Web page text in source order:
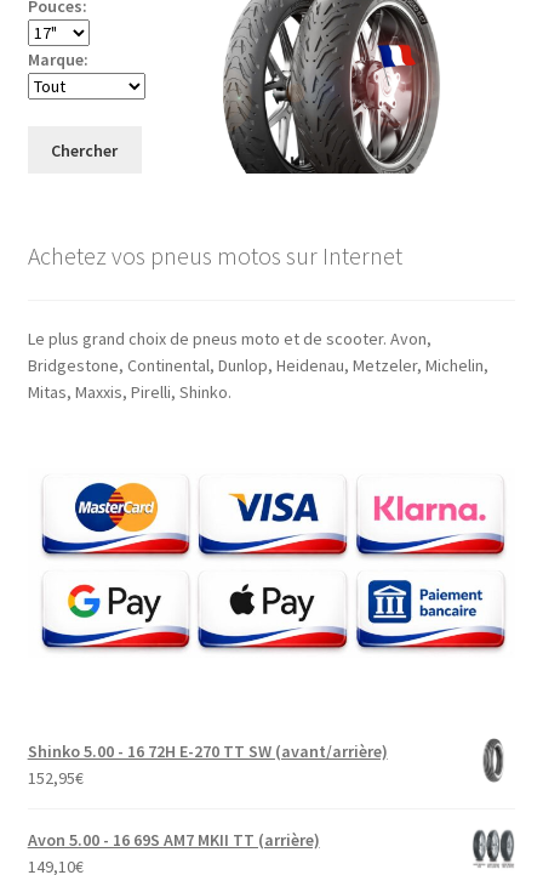
Pouces:
Marque:
Chercher
Achetez vos pneus motos sur Internet
Le plus grand choix de pneus moto et de scooter. Avon,
Bridgestone, Continental, Dunlop, Heidenau, Metzeler, Michelin,
Mitas, Maxxis, Pirelli, Shinko.
Shinko 5.00 - 16 72H E-270 TT SW (avant/arrière)
152,95€
Avon 5.00 - 16 69S AM7 MKII TT (arrière)
149,10€